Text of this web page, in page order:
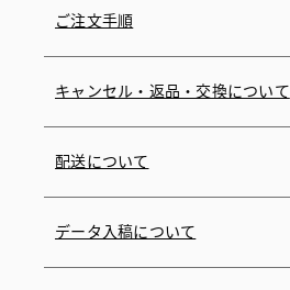
ご注文手順
キャンセル・返品・交換について
配送について
データ入稿について